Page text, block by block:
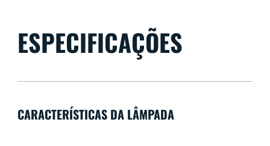
ESPECIFICAÇÕES
CARACTERÍSTICAS DA LÂMPADA